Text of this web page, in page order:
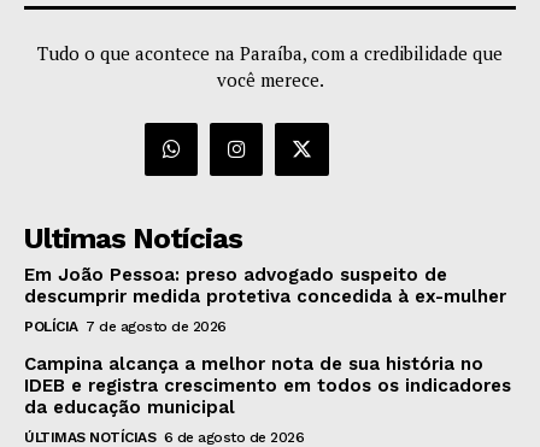
Tudo o que acontece na Paraíba, com a credibilidade que
você merece.
Ultimas Notícias
Em João Pessoa: preso advogado suspeito de
descumprir medida protetiva concedida à ex-mulher
POLÍCIA 7 de agosto de 2026
Campina alcança a melhor nota de sua história no
IDEB e registra crescimento em todos os indicadores
da educação municipal
ÚLTIMAS NOTÍCIAS 6 de agosto de 2026